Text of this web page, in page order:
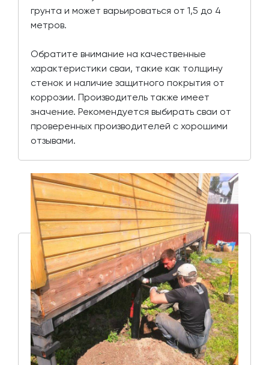
грунта и может варьироваться от 1,5 до 4
метров.
Обратите внимание на качественные
характеристики сваи, такие как толщину
стенок и наличие защитного покрытия от
коррозии. Производитель также имеет
значение. Рекомендуется выбирать сваи от
проверенных производителей с хорошими
отзывами.